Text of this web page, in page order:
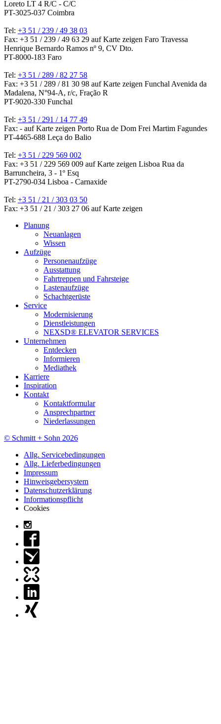
Loreto LT 4 R/C - C/C
PT-3025-037 Coimbra
Tel: +3 51 / 239 / 49 38 03
Fax: +3 51 / 239 / 49 63 29 auf Karte zeigen Faro Travessa
Henrique Bernardo Ramos nº 9, CV Dto.
PT-8000-183 Faro
Tel: +3 51 / 289 / 82 27 58
Fax: +3 51 / 289 / 81 30 98 auf Karte zeigen Funchal Avenida da
Madalena, N°94-A, r/c, Fração R
PT-9020-330 Funchal
Tel: +3 51 / 291 / 14 77 49
Fax: - auf Karte zeigen Porto Rua de Dom Frei Martim Fagundes
PT-4465-688 Leça do Balio
Tel: +3 51 / 229 569 002
Fax: +3 51 / 229 569 009 auf Karte zeigen Lisboa Rua da
Barruncheira, 3 - 1º Esq
PT-2790-034 Lisboa - Carnaxide
Tel: +3 51 / 21 / 303 03 50
Fax: +3 51 / 21 / 303 27 06 auf Karte zeigen
Planung
Neuanlagen
Wissen
Aufzüge
Personenaufzüge
Ausstattung
Fahrtreppen und Fahrsteige
Lastenaufzüge
Schachtgerüste
Service
Modernisierung
Dienstleistungen
NEXSD® ELEVATOR SERVICES
Unternehmen
Entdecken
Informieren
Mediathek
Karriere
Inspiration
Kontakt
Kontaktformular
Ansprechpartner
Niederlassungen
© Schmitt + Sohn 2026
Allg. Servicebedingungen
Allg. Lieferbedingungen
Impressum
Hinweisgebersystem
Datenschutzerklärung
Informationspflicht
Cookies